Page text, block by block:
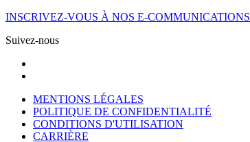
INSCRIVEZ-VOUS À NOS E-COMMUNICATIONS
Suivez-nous
MENTIONS LÉGALES
POLITIQUE DE CONFIDENTIALITÉ
CONDITIONS D'UTILISATION
CARRIÈRE